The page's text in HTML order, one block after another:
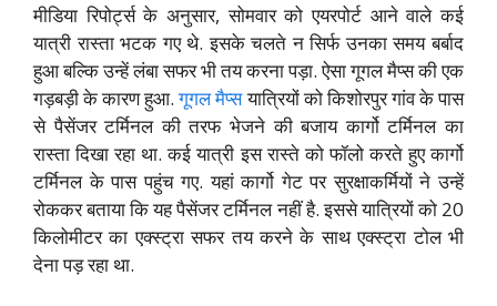
मीडिया रिपोर्ट्स के अनुसार, सोमवार को एयरपोर्ट आने वाले कई
यात्री रास्ता भटक गए थे. इसके चलते न सिर्फ उनका समय बर्बाद
हुआ बल्कि उन्हें लंबा सफर भी तय करना पड़ा. ऐसा गूगल मैप्स की एक
गड़बड़ी के कारण हुआ.गूगल मैप्सयात्रियों को किशोरपुर गांव के पास
से पैसेंजर टर्मिनल की तरफ भेजने की बजाय कार्गो टर्मिनल का
रास्ता दिखा रहा था. कई यात्री इस रास्ते को फॉलो करते हुए कार्गो
टर्मिनल के पास पहुंच गए. यहां कार्गो गेट पर सुरक्षाकर्मियों ने उन्हें
रोककर बताया कि यह पैसेंजर टर्मिनल नहीं है. इससे यात्रियों को 20
किलोमीटर का एक्स्ट्रा सफर तय करने के साथ एक्स्ट्रा टोल भी
देना पड़ रहा था.